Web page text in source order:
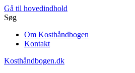
Gå til hovedindhold
Søg
Om Kosthåndbogen
Kontakt
Kosthåndbogen.dk